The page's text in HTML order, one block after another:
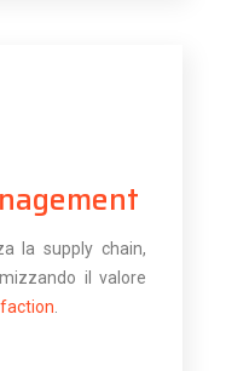
la supply chain,
il valore